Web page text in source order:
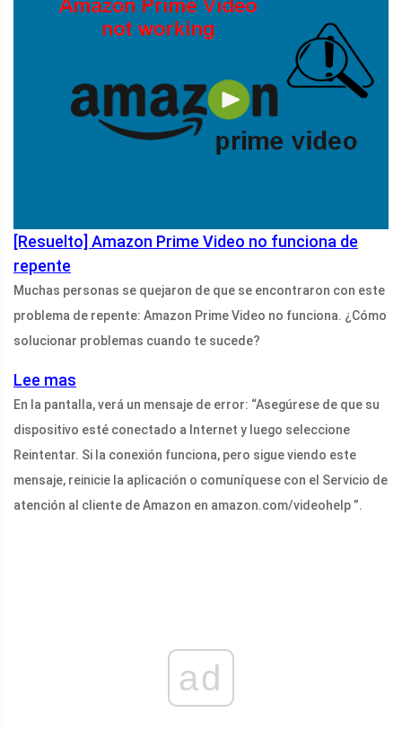
[Resuelto] Amazon Prime Video no funciona de
repente
Muchas personas se quejaron de que se encontraron con este
problema de repente: Amazon Prime Video no funciona. ¿Cómo
solucionar problemas cuando te sucede?
Lee mas
En la pantalla, verá un mensaje de error: “Asegúrese de que su
dispositivo esté conectado a Internet y luego seleccione
Reintentar. Si la conexión funciona, pero sigue viendo este
mensaje, reinicie la aplicación o comuníquese con el Servicio de
atención al cliente de Amazon en amazon.com/videohelp”.
ad